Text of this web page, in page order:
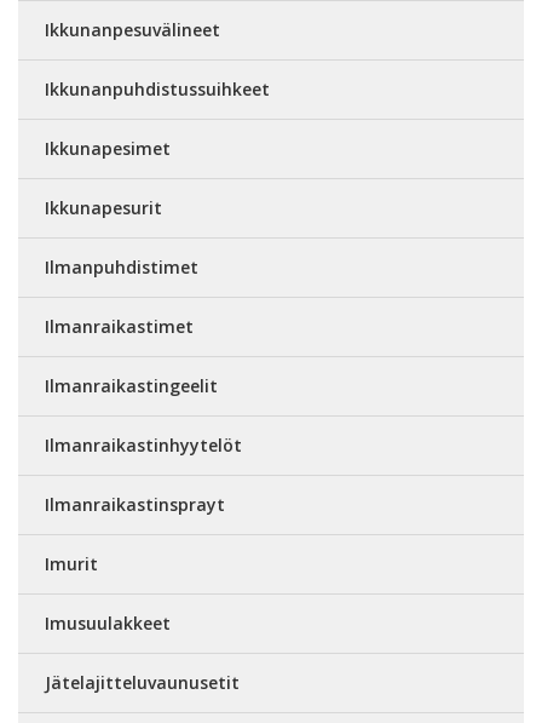
Ikkunanpesuvälineet
Ikkunanpuhdistussuihkeet
Ikkunapesimet
Ikkunapesurit
Ilmanpuhdistimet
Ilmanraikastimet
Ilmanraikastingeelit
Ilmanraikastinhyytelöt
Ilmanraikastinsprayt
Imurit
Imusuulakkeet
Jätelajitteluvaunusetit